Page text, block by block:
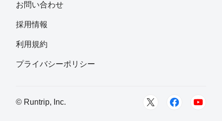
お問い合わせ
採用情報
利用規約
プライバシーポリシー
© Runtrip, Inc.